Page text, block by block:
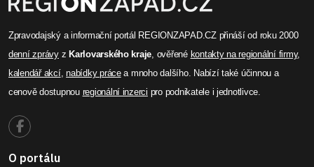
Zpravodajský a informační portál REGIONZAPAD.CZ přináší od roku 2000
denní zprávyz Karlovarského kraje, ověřené kontakty na regionální firmy,
kalendář akcí,nabídky prácea mnoho dalšího. Nabízí také účinnou a
cenově dostupnou regionální inzerci pro podnikatele i jednotlivce.
O portálu